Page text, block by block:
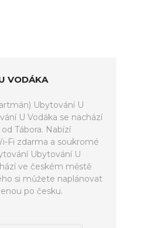
VODÁKA
Ubytování U
U Vodáka se nachází
Tábora. Nabízí
Fi zdarma a soukromé
Ubytování U
ve českém městě
si můžete naplánovat
po česku.